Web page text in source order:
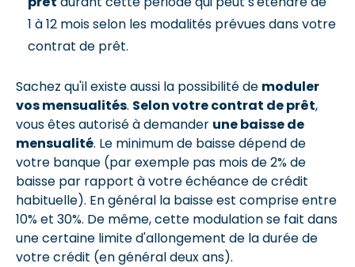
1 à 12 mois selon les modalités prévues dans votre
contrat de prêt.
Sachez qu'il existe aussi la possibilité de moduler
vos mensualités. Selon votre contrat de prêt,
vous êtes autorisé à demander une baisse de
mensualité. Le minimum de baisse dépend de
votre banque (par exemple pas mois de 2% de
baisse par rapport à votre échéance de crédit
habituelle). En général la baisse est comprise entre
10% et 30%. De même, cette modulation se fait dans
une certaine limite d'allongement de la durée de
votre crédit (en général deux ans).